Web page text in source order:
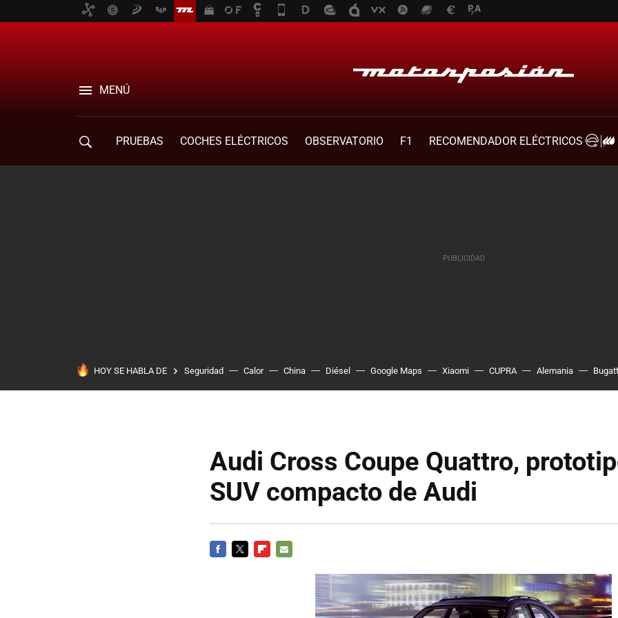
MENÚ
PRUEBAS COCHES ELÉCTRICOS OBSERVATORIO F1
RECOMENDADOR ELÉCTRICOS
HOY SE HABLA DE Seguridad Calor China Diésel Google Maps Xiaomi CUPRA Alemania
Audi Cross Coupe Quattro,
SUV compacto de Audi